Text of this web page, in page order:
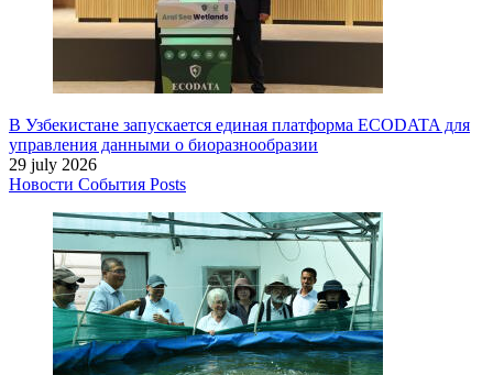
В Узбекистане запускается единая платформа ECODATA для
управления данными о биоразнообразии
29 july 2026
Новости События Posts